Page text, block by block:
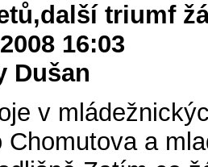
triumf
16:03
Dušan
v
Chomutova a